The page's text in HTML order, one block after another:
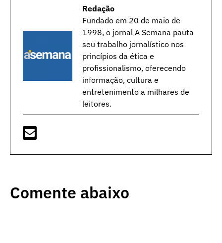
Redação
Fundado em 20 de maio de
1998, o jornal A Semana pauta
seu trabalho jornalístico nos
princípios da ética e
profissionalismo, oferecendo
informação, cultura e
entretenimento a milhares de
leitores.
Comente abaixo